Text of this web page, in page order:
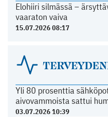
Elohiiri silmässä –
vaaraton vaiva
15.07.2026 08:17
Yli 80 prosenttia
aivovammoista sattui
03.07.2026 10:39